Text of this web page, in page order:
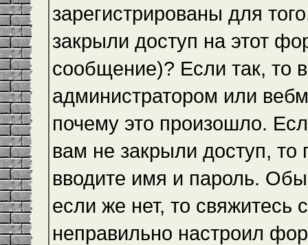
зарегистрированы для
закрыли доступ на этот
сообщение)? Если так, то
администратором или
почему это произошло.
вам не закрыли доступ,
вводите имя и пароль.
если же нет, то свяжитесь
неправильно настроил